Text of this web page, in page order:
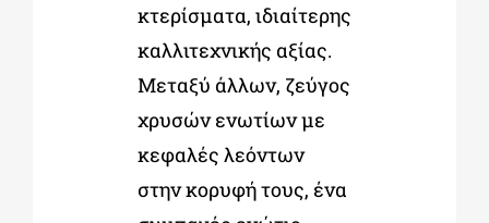
κτερίσματα, ιδιαίτερης
καλλιτεχνικής αξίας.
Μεταξύ άλλων, ζεύγος
χρυσών ενωτίων με
κεφαλές λεόντων
στην κορυφή τους, ένα